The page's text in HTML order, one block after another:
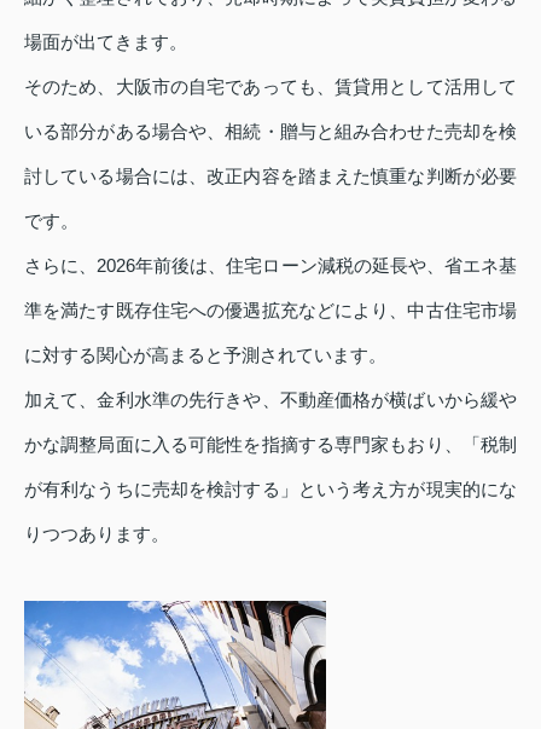
場面が出てきます。
そのため、大阪市の自宅であっても、賃貸用として活用して
いる部分がある場合や、相続・贈与と組み合わせた売却を検
討している場合には、改正内容を踏まえた慎重な判断が必要
です。
さらに、2026年前後は、住宅ローン減税の延長や、省エネ基
準を満たす既存住宅への優遇拡充などにより、中古住宅市場
に対する関心が高まると予測されています。
加えて、金利水準の先行きや、不動産価格が横ばいから緩や
かな調整局面に入る可能性を指摘する専門家もおり、「税制
が有利なうちに売却を検討する」という考え方が現実的にな
りつつあります。